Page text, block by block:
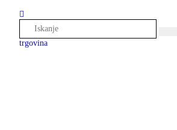
trgovina